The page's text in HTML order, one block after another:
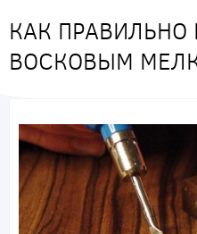
КАК ПРАВИЛЬНО
ВОСКОВЫМ